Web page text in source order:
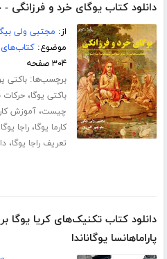
دانلود کتاب یوگای خرد و فرزانگی
از: مجتبی ولی
موضوع:
۳۰۴ صفحه
برچسب‌ها:باکتی
باکتی یوگا،حرکات
چیست،آموزش
کارما یوگا،راجا یوگا
تعریف راجا یوگا،
دانلود کتاب تکنیک‌های کریا یوگا
پاراماهانسا یوگاناندا